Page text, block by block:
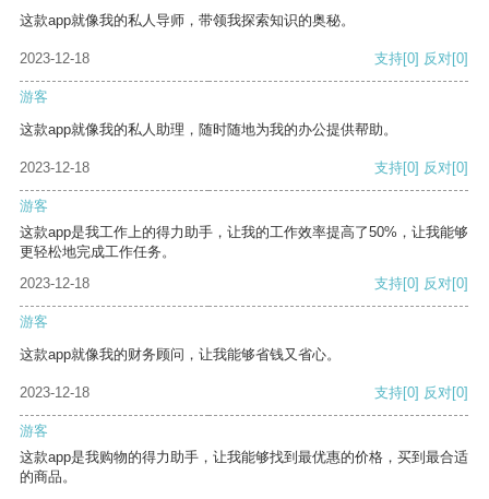
这款app就像我的私人导师，带领我探索知识的奥秘。
2023-12-18 支持[0] 反对[0]
游客
这款app就像我的私人助理，随时随地为我的办公提供帮助。
2023-12-18 支持[0] 反对[0]
游客
这款app是我工作上的得力助手，让我的工作效率提高了50%，让我能够
更轻松地完成工作任务。
2023-12-18
支持[0] 反对[0]
游客
这款app就像我的财务顾问，让我能够省钱又省心。
2023-12-18 支持[0] 反对[0]
游客
这款app是我购物的得力助手，让我能够找到最优惠的价格，买到最合适
的商品。